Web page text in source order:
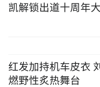
凯解锁出道十周年
红发加持机车皮衣
燃野性炙热舞台